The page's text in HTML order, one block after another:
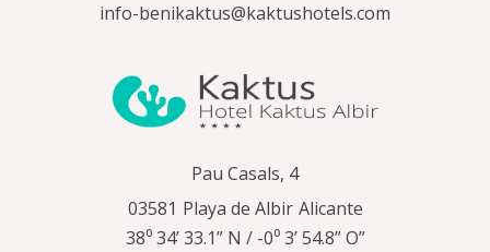
info-benikaktus@kaktushotels.com
Pau Casals, 4
03581 Playa de Albir Alicante
38⁰ 34’ 33.1” N / -0⁰ 3’ 54.8” O”